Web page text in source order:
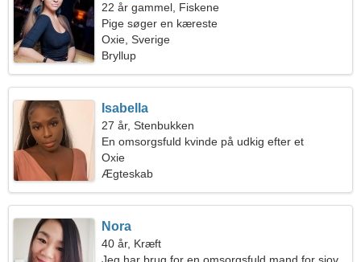
22 år gammel, Fiskene
Pige søger en kæreste
Oxie, Sverige
Bryllup
Isabella
27 år, Stenbukken
En omsorgsfuld kvinde på udkig efter et
lidenskabeligt forhold
Oxie
Ægteskab
Nora
40 år, Kræft